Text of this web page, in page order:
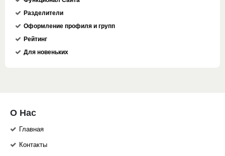
Разделители
Оформление профиля и групп
Рейтинг
Для новеньких
О Нас
Главная
Контакты